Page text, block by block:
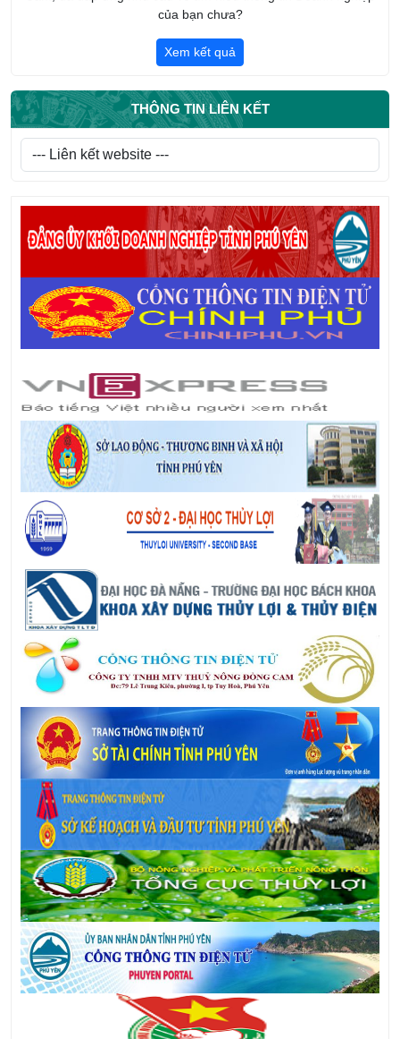
Giới thiệu tổng quan về Công ty TNHH một thành viên Thủy
của bạn chưa?
Xem kết quả
THÔNG TIN LIÊN KẾT